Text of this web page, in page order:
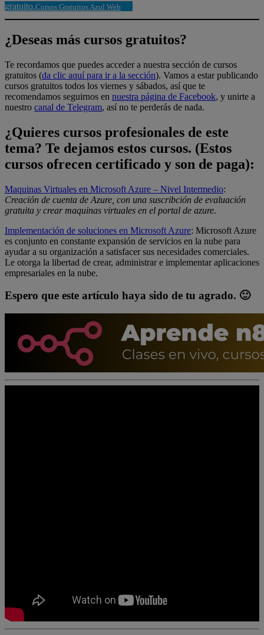
gratuito.Cursos Gratuitos Azul Web
¿Deseas más cursos gratuitos?
Te recordamos que puedes acceder a nuestra sección de cursos
gratuitos (da clic aquí para ir a la sección). Vamos a estar publicando
cursos gratuitos todos los viernes y sábados, así que te
recomendamos seguirnos en nuestra página de Facebook, y unirte a
nuestro canal de Telegram, así no te perderás de nada.
¿Quieres cursos profesionales de este
tema? Te dejamos estos cursos. (Estos
cursos ofrecen certificado y son de paga):
Maquinas Virtuales en Microsoft Azure – Nivel Intermedio:
Creación de cuenta de Azure, con una suscribción de evaluación
gratuita y crear maquinas virtuales en el portal de azure.
Implementación de soluciones en Microsoft Azure: Microsoft Azure
es conjunto en constante expansión de servicios en la nube para
ayudar a su organización a satisfacer sus necesidades comerciales.
Le otorga la libertad de crear, administrar e implementar aplicaciones
empresariales en la nube.
Espero que este artículo haya sido de tu agrado. 🙂